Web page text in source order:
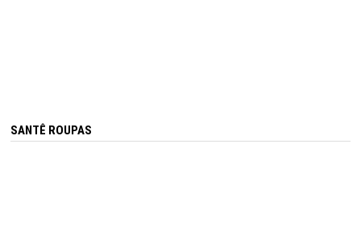
SANTÊ ROUPAS